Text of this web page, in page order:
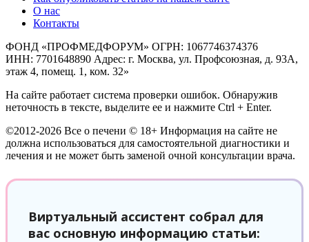
О нас
Контакты
ФОНД «ПРОФМЕДФОРУМ» ОГРН: 1067746374376
ИНН: 7701648890 Адрес: г. Москва, ул. Профсоюзная, д. 93А,
этаж 4, помещ. 1, ком. 32»
На сайте работает система проверки ошибок. Обнаружив
неточность в тексте, выделите ее и нажмите Ctrl + Enter.
©2012-2026 Все о печени © 18+ Информация на сайте не
должна использоваться для самостоятельной диагностики и
лечения и не может быть заменой очной консультации врача.
Виртуальный ассистент собрал для
вас основную информацию статьи: